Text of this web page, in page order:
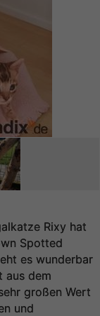
Rixy hat
Spotted
es wunderbar
aus dem
großen Wert
und